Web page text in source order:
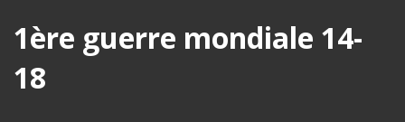
1ère guerre mondiale 14-
18